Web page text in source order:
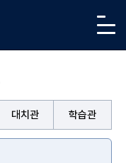
메뉴
대치관 학습관